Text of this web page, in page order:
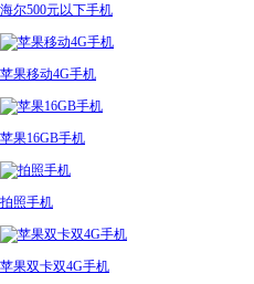
海尔500元以下手机
苹果移动4G手机
苹果16GB手机
拍照手机
苹果双卡双4G手机